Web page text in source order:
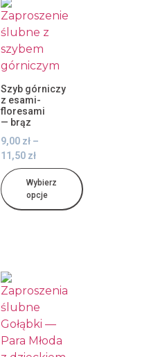
Szyb górniczy
z esami-
floresami
— brąz
9,00 zł –
11,50 zł
Wybierz
opcje